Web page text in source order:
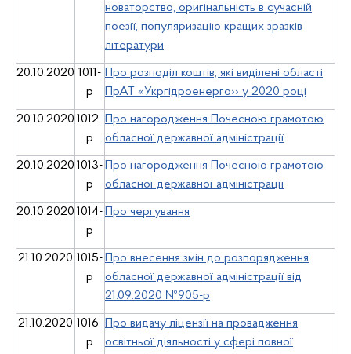
новаторство, оригінальність в сучасній
поезії, популяризацію кращих зразків
літератури
20.10.2020 1011-
р
Про розподіл коштів, які виділені області
ПрАТ «Укргідроенерго›› у 2020 році
20.10.2020 1012-
р
Про нагородження Почесною грамотою
обласної державної адміністрації
20.10.2020 1013-
р
Про нагородження Почесною грамотою
обласної державної адміністрації
20.10.2020 1014-
р
Про чергування
21.10.2020 1015-
р
Про внесення змін до розпорядження
обласної державної адміністрації від
21.09.2020 №905-р
21.10.2020 1016-
р
Про видачу ліцензії на провадження
освітньої діяльності у сфері повної